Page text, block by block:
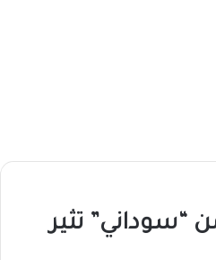
“سوداني” تثير